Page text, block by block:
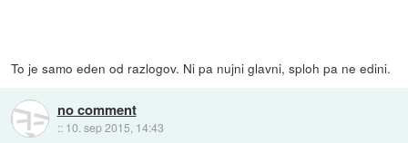
To je samo eden od razlogov. Ni pa nujni glavni, sploh pa ne edini.
no comment
:: 10. sep 2015, 14:43